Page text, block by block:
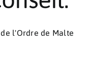
l'Ordre de Malte